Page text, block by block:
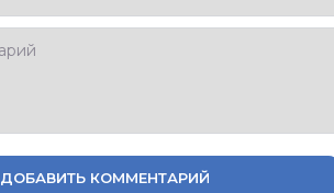
ДОБАВИТЬ КОММЕНТАРИЙ